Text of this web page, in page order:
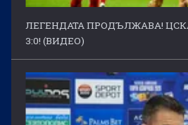
ЛЕГЕНДАТА ПРОДЪЛЖАВА!
3:0! (ВИДЕО)